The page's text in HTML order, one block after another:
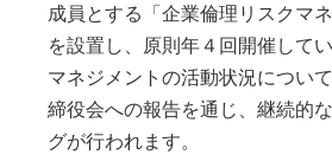
成員とする「企業倫理リスクマ
を設置し、原則年４回開催して
マネジメントの活動状況につい
締役会への報告を通じ、継続的
グが行われます。